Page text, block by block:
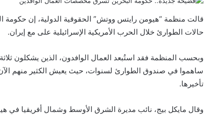
س
ب
ك
ي ن u
m
l
ن
ر
س
e
i
ت
س
ب
قالت منظمة “هيومن رايتس ووتش” الحقوقية الدولية، إن حكومة
حالات الطوارئ خلال الحرب الأمريكية الإسرائيلية على مع إيران.
وبحسب المنظمة فقد استُبعد العمال الوافدون، الذين يشكلون
ساهموا في صندوق الطوارئ لسنوات، حيث يعيش الكثير منهم
تأخيرها.
وقال مايكل بيج، نائب مديرة الشرق الأوسط وشمال أفريقيا في